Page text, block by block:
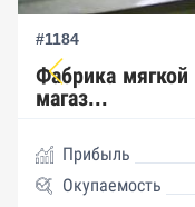
#1184
Фабрика
магаз...
Прибыль
Окупаемость